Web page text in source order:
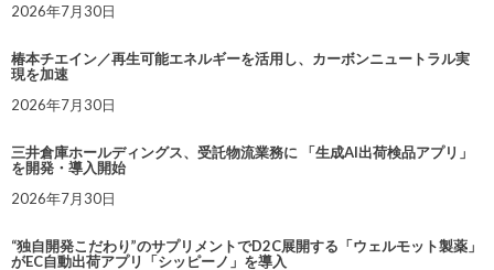
2026年7月30日
椿本チエイン／再生可能エネルギーを活用し、カーボンニュートラル実
現を加速
2026年7月30日
三井倉庫ホールディングス、受託物流業務に 「生成AI出荷検品アプリ」
を開発・導入開始
2026年7月30日
“独自開発こだわり”のサプリメントでD2C展開する「ウェルモット製薬」
がEC自動出荷アプリ「シッピーノ」を導入